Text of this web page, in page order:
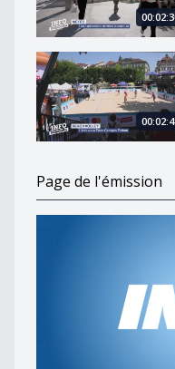
L&#039;élite sur la
Page de l'émission